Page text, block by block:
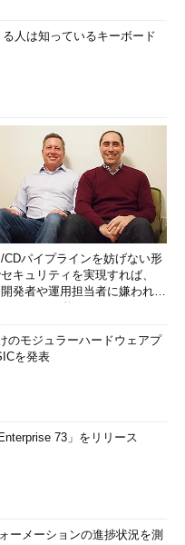
る人は知っているキーボード
CDパイプラインを妨げない形
キュリティを実現すれば、
開発者や運用担当者に嫌われな
のモジュラーハードウェアプ
を発表
73」をリリース
ーメーションの進捗状況を測